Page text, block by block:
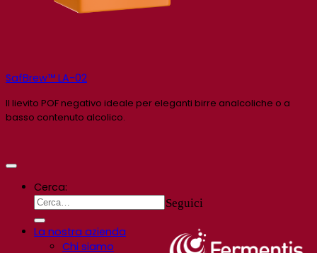
SafBrew™ LA-02
Il lievito POF negativo ideale per eleganti birre analcoliche o a
basso contenuto alcolico.
Seguici
Cerca:
La nostra azienda
Chi siamo